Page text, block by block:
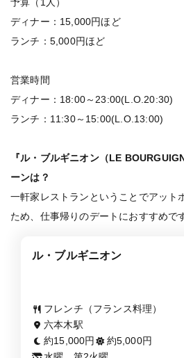
ディナー：15,000円ほど
ランチ：5,000円ほど
営業時間
ディナー：18:00～23:00(L.O.20:30)
ランチ：11:30～15:00(L.O.13:00)
『ル・ブルギニオン（LE
ーンは？
一軒家レストランということでアット
ため、仕事帰りのデートにおすすめで
ル・ブルギニオン
フレンチ（フランス料理）
六本木駅
約15,000円
約5,000円